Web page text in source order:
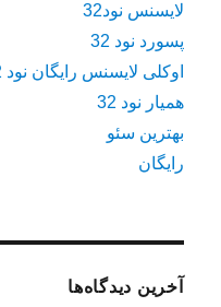
لایسنس نود32
پسورد نود 32
اوکلی لایسنس رایگان نود 32
همیار نود 32
بهترین سئو
رایگان
آخرین دیدگاه‌ها